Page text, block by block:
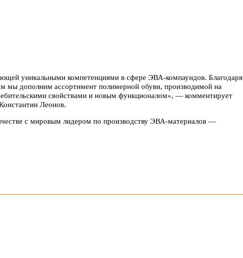
уникальными компетенциями в сфере ЭВА-компаундов. Благодаря
мы дополним ассортимент полимерной обуви, производимой на
свойствами и новым функционалом», — комментирует
Леонов.
с мировым лидером по производству ЭВА-материалов —